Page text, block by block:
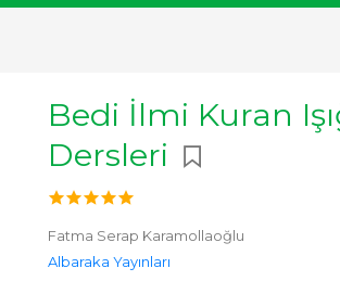
Bedi İlmi Kuran
Dersleri
Fatma Serap Karamollaoğlu
Albaraka Yayınları